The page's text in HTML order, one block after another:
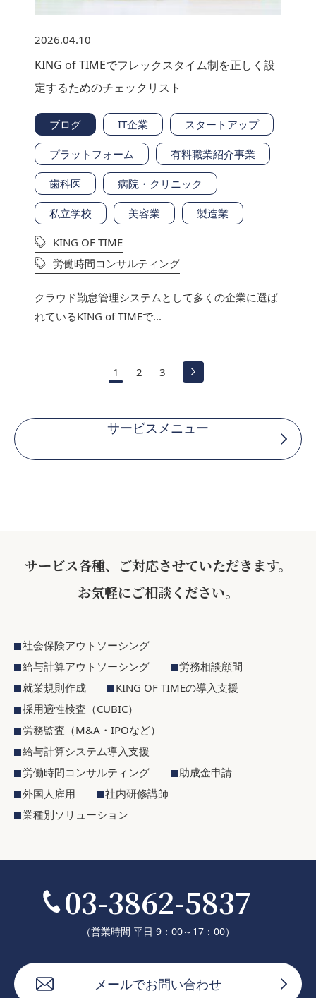
2026.04.10
KING of TIMEでフレックスタイム制を正しく設
定するためのチェックリスト
ブログ IT企業 スタートアップ
プラットフォーム 有料職業紹介事業
歯科医 病院・クリニック
私立学校 美容業 製造業
KING OF TIME
労働時間コンサルティング
クラウド勤怠管理システムとして多くの企業に選ば
れているKING of TIMEで...
1 2 3
サービスメニュー
サービス各種、ご対応させていただきます。
お気軽にご相談ください。
社会保険アウトソーシング
給与計算アウトソーシング
労務相談顧問
就業規則作成
KING OF TIMEの導入支援
採用適性検査（CUBIC）
労務監査（M&A・IPOなど）
給与計算システム導入支援
労働時間コンサルティング
助成金申請
外国人雇用
社内研修講師
業種別ソリューション
03-3862-5837
（営業時間 平日 9：00～17：00）
メールでお問い合わせ